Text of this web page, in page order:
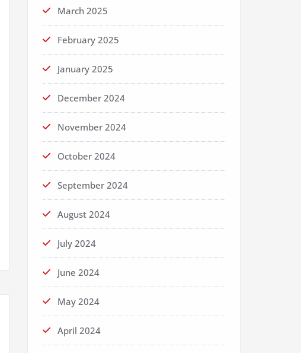
March 2025
February 2025
January 2025
December 2024
November 2024
October 2024
September 2024
August 2024
July 2024
June 2024
May 2024
April 2024